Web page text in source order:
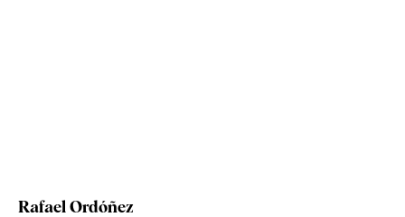
Rafael Ordóñez